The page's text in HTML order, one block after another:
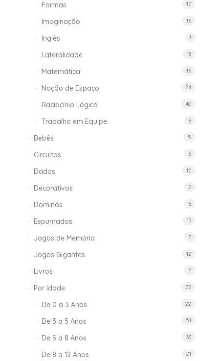
Formas 17
Imaginação 16
Inglês 1
Lateralidade 18
Matemática 16
Noção de Espaço 24
Raciocínio Lógico 40
Trabalho em Equipe 8
Bebês 5
Circuitos 6
Dados 12
Decorativos 2
Dominós 6
Espumados 13
Jogos de Memória 7
Jogos Gigantes 12
Livros 2
Por Idade 72
De 0 a 3 Anos 22
De 3 a 5 Anos 51
De 5 a 8 Anos 33
De 8 a 12 Anos 21